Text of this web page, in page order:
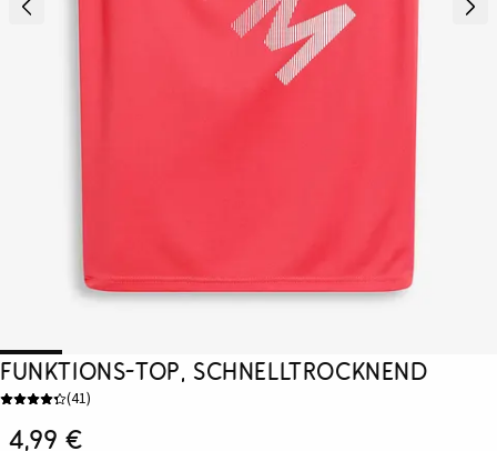
Funktions-Top, schnelltrocknend
(41)
4,99 €